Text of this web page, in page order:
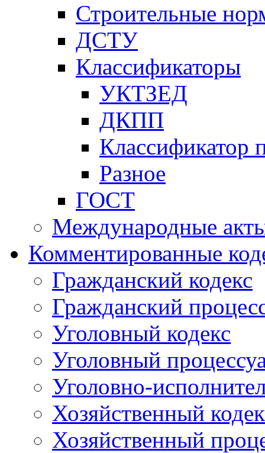
Строительные
ДСТУ
Классификаторы
УКТЗЕД
ДКПП
Классификатор
Разное
ГОСТ
Международные
Комментированные
Гражданский кодекс
Гражданский
Уголовный кодекс
Уголовный
Уголовно-
Хозяйственный
Хозяйственный